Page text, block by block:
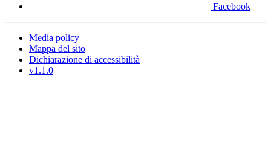
Facebook
Media policy
Mappa del sito
Dichiarazione di accessibilità
v1.1.0